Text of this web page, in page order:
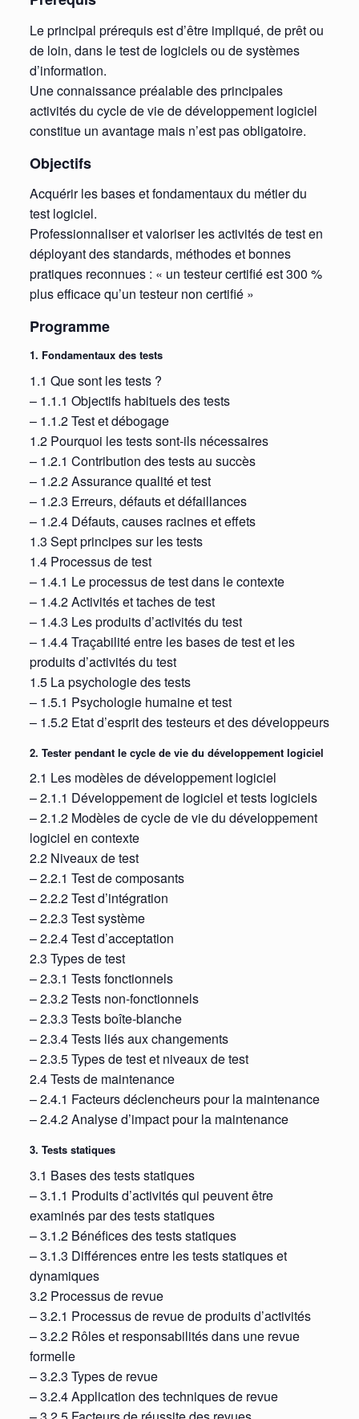
Le principal prérequis est d’être impliqué, de prêt ou
de loin, dans le test de logiciels ou de systèmes
d’information.
Une connaissance préalable des principales
activités du cycle de vie de développement logiciel
constitue un avantage mais n’est pas obligatoire.
Objectifs
Acquérir les bases et fondamentaux du métier du
test logiciel.
Professionnaliser et valoriser les activités de test en
déployant des standards, méthodes et bonnes
pratiques reconnues : « un testeur certifié est 300 %
plus efficace qu’un testeur non certifié »
Programme
1. Fondamentaux des tests
1.1 Que sont les tests ?
– 1.1.1 Objectifs habituels des tests
– 1.1.2 Test et débogage
1.2 Pourquoi les tests sont-ils nécessaires
– 1.2.1 Contribution des tests au succès
– 1.2.2 Assurance qualité et test
– 1.2.3 Erreurs, défauts et défaillances
– 1.2.4 Défauts, causes racines et effets
1.3 Sept principes sur les tests
1.4 Processus de test
– 1.4.1 Le processus de test dans le contexte
– 1.4.2 Activités et taches de test
– 1.4.3 Les produits d’activités du test
– 1.4.4 Traçabilité entre les bases de test et les
produits d’activités du test
1.5 La psychologie des tests
– 1.5.1 Psychologie humaine et test
– 1.5.2 Etat d’esprit des testeurs et des développeurs
2. Tester pendant le cycle de vie du développement logiciel
2.1 Les modèles de développement logiciel
– 2.1.1 Développement de logiciel et tests logiciels
– 2.1.2 Modèles de cycle de vie du développement
logiciel en contexte
2.2 Niveaux de test
– 2.2.1 Test de composants
– 2.2.2 Test d’intégration
– 2.2.3 Test système
– 2.2.4 Test d’acceptation
2.3 Types de test
– 2.3.1 Tests fonctionnels
– 2.3.2 Tests non-fonctionnels
– 2.3.3 Tests boîte-blanche
– 2.3.4 Tests liés aux changements
– 2.3.5 Types de test et niveaux de test
2.4 Tests de maintenance
– 2.4.1 Facteurs déclencheurs pour la maintenance
– 2.4.2 Analyse d’impact pour la maintenance
3. Tests statiques
3.1 Bases des tests statiques
– 3.1.1 Produits d’activités qui peuvent être
examinés par des tests statiques
– 3.1.2 Bénéfices des tests statiques
– 3.1.3 Différences entre les tests statiques et
dynamiques
3.2 Processus de revue
– 3.2.1 Processus de revue de produits d’activités
– 3.2.2 Rôles et responsabilités dans une revue
formelle
– 3.2.3 Types de revue
– 3.2.4 Application des techniques de revue